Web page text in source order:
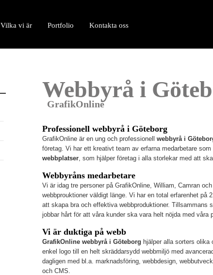
Vilka vi är Portfolio Kontakta oss
Webbyrå i
GrafikOnline
Professionell webbyrå i Göteborg
GrafikOnline är en ung och professionell webbyrå i
företag. Vi har ett kreativt team av erfarna medarbetare
webbplatser, som hjälper företag i alla storlekar med att
Webbyråns medarbetare
Vi är idag tre personer på GrafikOnline, William, Camran
webbprouktioner väldigt länge. Vi har en total erfarenhet på
att skapa bra och effektiva webbproduktioner.
jobbar hårt för att våra kunder ska vara helt nöjda med våra
Vi är duktiga på webb
GrafikOnline webbyrå i Göteborg hjälper alla sorters olika
enkel logo till en helt skräddarsydd webbmiljö med
dagligen med bl.a. marknadsföring, webbdesign,
och CMS.